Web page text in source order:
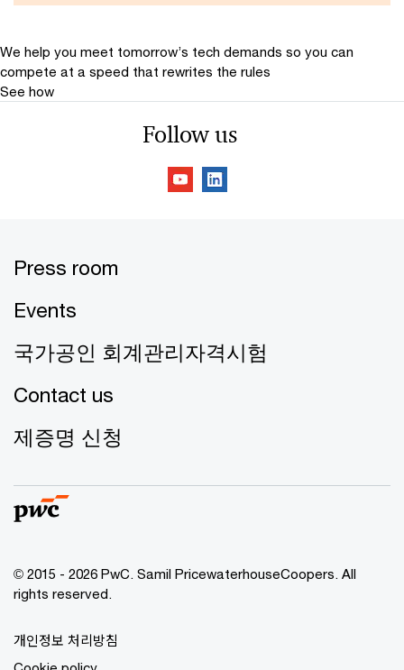
We help you meet tomorrow’s tech demands so you can
compete at a speed that rewrites the rules
See how
Follow us
Press room
Events
국가공인 회계관리자격시험
Contact us
제증명 신청
© 2015 - 2026 PwC. Samil PricewaterhouseCoopers. All
rights reserved.
개인정보 처리방침